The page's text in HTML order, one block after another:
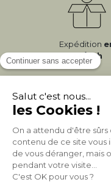
Expédition
24/72h
À PROPOS DE MILIBOO
AIDE & CONTACT